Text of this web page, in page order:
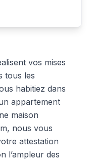
vos mises
tous les
habitiez dans
appartement
maison
nous vous
attestation
l’ampleur des